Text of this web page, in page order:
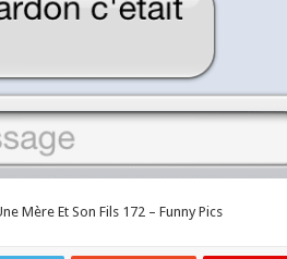
Mère Et Son Fils 172 – Funny Pics